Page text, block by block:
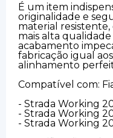
É um item
originalidade e
material
mais alta
acabamento
fabricação igual
alinhamento
Compatível com:
- Strada Working
- Strada Working
- Strada Working